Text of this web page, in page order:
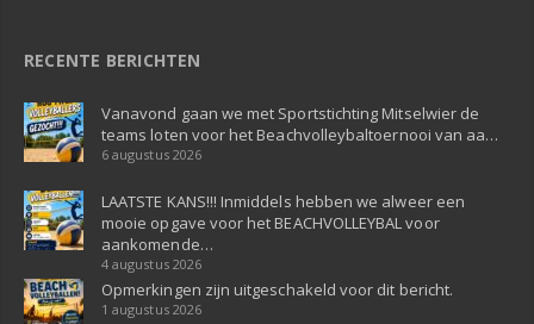
RECENTE BERICHTEN
Vanavond gaan we met Sportstichting Mitselwier de
teams loten voor het Beachvolleybaltoernooi van aa…
6 augustus 2026
LAATSTE KANS!!! Inmiddels hebben we alweer een
mooie opgave voor het BEACHVOLLEYBAL voor
aankomende…
4 augustus 2026
Opmerkingen zijn uitgeschakeld voor dit bericht.
1 augustus 2026